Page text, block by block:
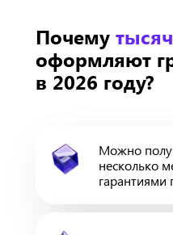
Почему
оформляют
в 2026 году?
Можно
несколько
гарантиями